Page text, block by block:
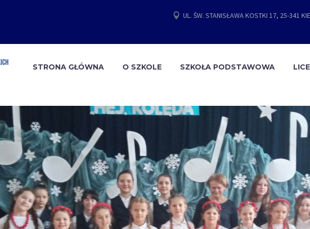
UL. ŚW. STANISŁAWA KOSTKI 17, 25-341
STRONA GŁÓWNA O SZKOLE SZKOŁA PODSTAWOWA